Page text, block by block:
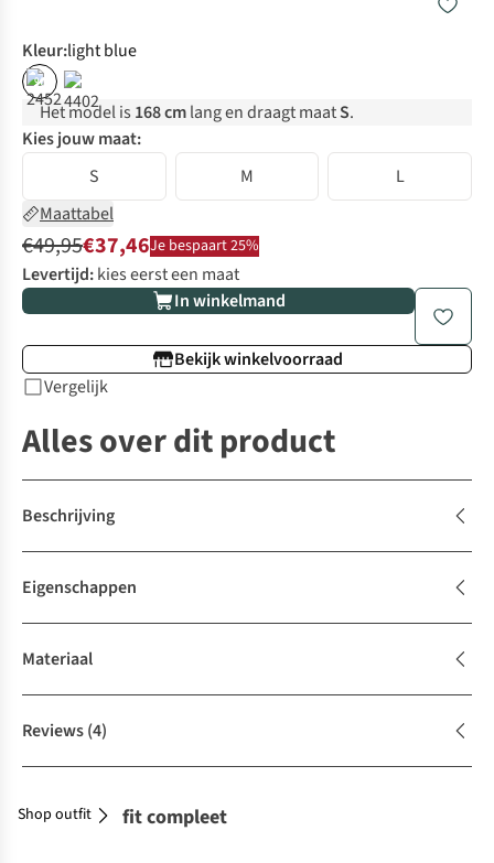
Kleur:light blue
%
Het model is 168 cmlang en draagt maatS.
Kies jouw maat:
S
M
L
Maattabel
€49,95€37,46Je bespaart 25%
Levertijd:kies eerst een maat
In winkelmand
Bekijk winkelvoorraad
Vergelijk
Alles over dit product
Beschrijving
Eigenschappen
Materiaal
Reviews(4)
Maak je outfit compleet
Shop outfit